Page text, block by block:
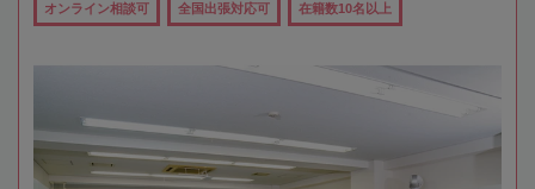
オンライン相談可 全国出張対応可 在籍数10名以上